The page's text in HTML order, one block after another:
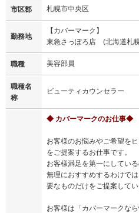
市区郡 札幌市中央区
勤務地
【カバーマーク】
東急さっぽろ店 (北海道札
職種 美容部員
職種名
称
ビューティカウンセラー
◆ カバーマークのお仕事◆
お客様のお悩みやご希望を
をご提案するお仕事です。
お客様満足を第一にしてい
無理におすすめするわけで
要なものだけをご提案してい
お客様は「カバーマークな